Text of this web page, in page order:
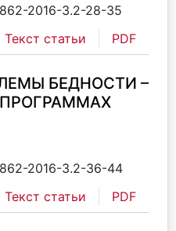
2016-3.2-28-35
Текст статьи PDF
БЕДНОСТИ –
2016-3.2-36-44
Текст статьи PDF